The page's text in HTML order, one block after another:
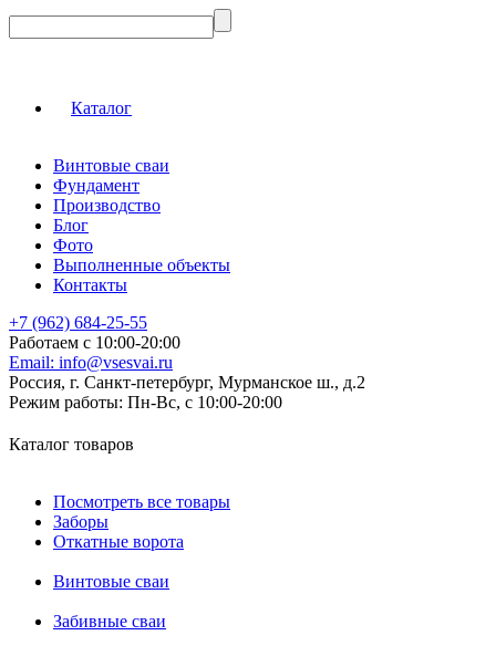
Каталог
Винтовые сваи
Фундамент
Производство
Блог
Фото
Выполненные объекты
Контакты
+7 (962) 684-25-55
Работаем с 10:00-20:00
Email: info@vsesvai.ru
Россия, г. Санкт-петербург, Мурманское ш., д.2
Режим работы: Пн-Вс, с 10:00-20:00
Каталог товаров
Посмотреть все товары
Заборы
Откатные ворота
Винтовые сваи
Забивные сваи